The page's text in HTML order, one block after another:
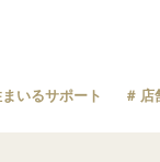
いるサポート 店